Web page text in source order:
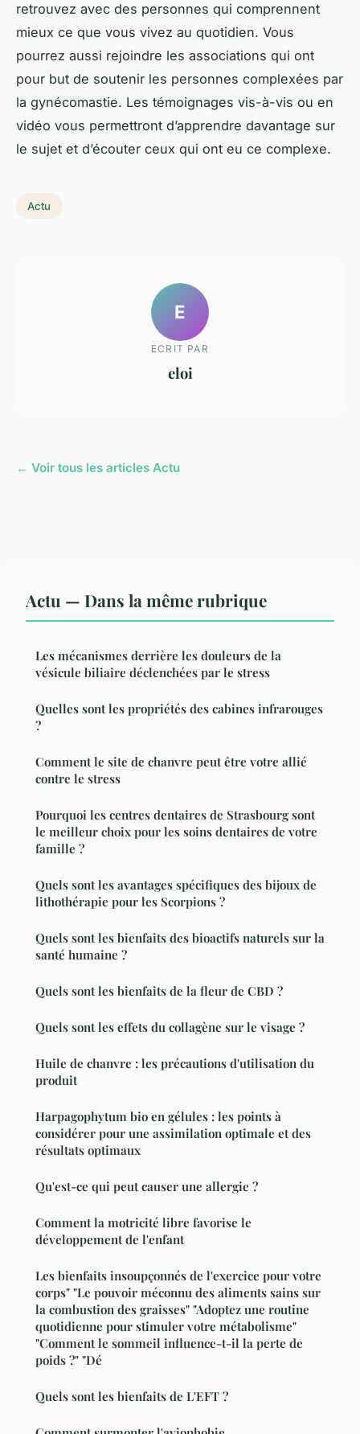
retrouvez avec des personnes qui comprennent
mieux ce que vous vivez au quotidien. Vous
pourrez aussi rejoindre les associations qui ont
pour but de soutenir les personnes complexées par
la gynécomastie. Les témoignages vis-à-vis ou en
vidéo vous permettront d’apprendre davantage sur
le sujet et d’écouter ceux qui ont eu ce complexe.
Actu
E
ECRIT PAR
eloi
← Voir tous les articles Actu
Actu — Dans la même rubrique
Les mécanismes derrière les douleurs de la
vésicule biliaire déclenchées par le stress
Quelles sont les propriétés des cabines infrarouges
?
Comment le site de chanvre peut être votre allié
contre le stress
Pourquoi les centres dentaires de Strasbourg sont
le meilleur choix pour les soins dentaires de votre
famille ?
Quels sont les avantages spécifiques des bijoux de
lithothérapie pour les Scorpions ?
Quels sont les bienfaits des bioactifs naturels sur la
santé humaine ?
Quels sont les bienfaits de la fleur de CBD ?
Quels sont les effets du collagène sur le visage ?
Huile de chanvre : les précautions d'utilisation du
produit
Harpagophytum bio en gélules : les points à
considérer pour une assimilation optimale et des
résultats optimaux
Qu'est-ce qui peut causer une allergie ?
Comment la motricité libre favorise le
développement de l'enfant
Les bienfaits insoupçonnés de l'exercice pour votre
corps" "Le pouvoir méconnu des aliments sains sur
la combustion des graisses" "Adoptez une routine
quotidienne pour stimuler votre métabolisme"
"Comment le sommeil influence-t-il la perte de
poids ?" "Dé
Quels sont les bienfaits de L'EFT ?